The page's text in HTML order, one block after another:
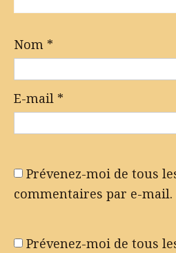
Nom *
E-mail *
Prévenez-moi de tous
commentaires par e-mail.
Prévenez-moi de tous